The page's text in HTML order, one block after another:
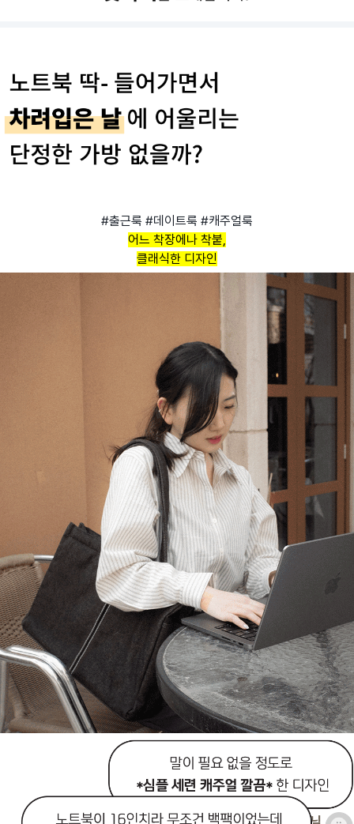
#출근룩 #데이트룩 #캐주얼룩
어느 착장에나 착붙,
클래식한 디자인